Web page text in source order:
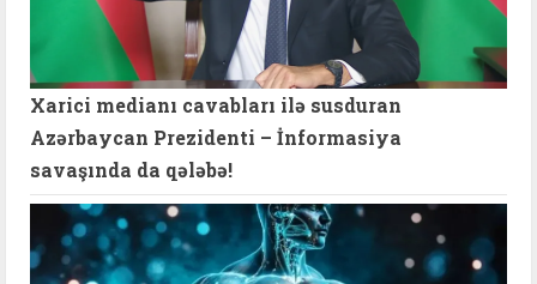
Xarici medianı cavabları ilə susduran
Azərbaycan Prezidenti – İnformasiya
savaşında da qələbə!